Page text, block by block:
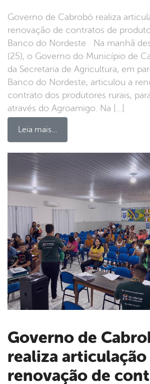
Governo de Cabrobó realiza articulação para
renovação de contratos de
Banco do Nordeste Na manhã
(25), o Governo do Município de
da Secretaria de Agricultura, em
Banco do Nordeste, articulou a
contrato dos produtores rurais,
através do Agroamigo. Na […]
Leia mais…
Governo de Cabrobó
realiza articulação
renovação de